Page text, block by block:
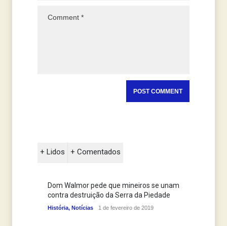
+ Lidos + Comentados
Dom Walmor pede que mineiros se unam
contra destruição da Serra da Piedade
História, Notícias 1 de fevereiro de 2019